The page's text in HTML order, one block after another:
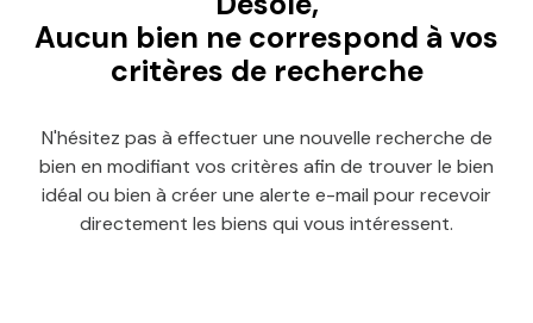
CONTACT
Aucun bien ne correspond à vos
critères de recherche
N'hésitez pas à effectuer une nouvelle recherche de
bien en modifiant vos critères afin de trouver le bien
idéal ou bien à créer une alerte e-mail pour recevoir
directement les biens qui vous intéressent.